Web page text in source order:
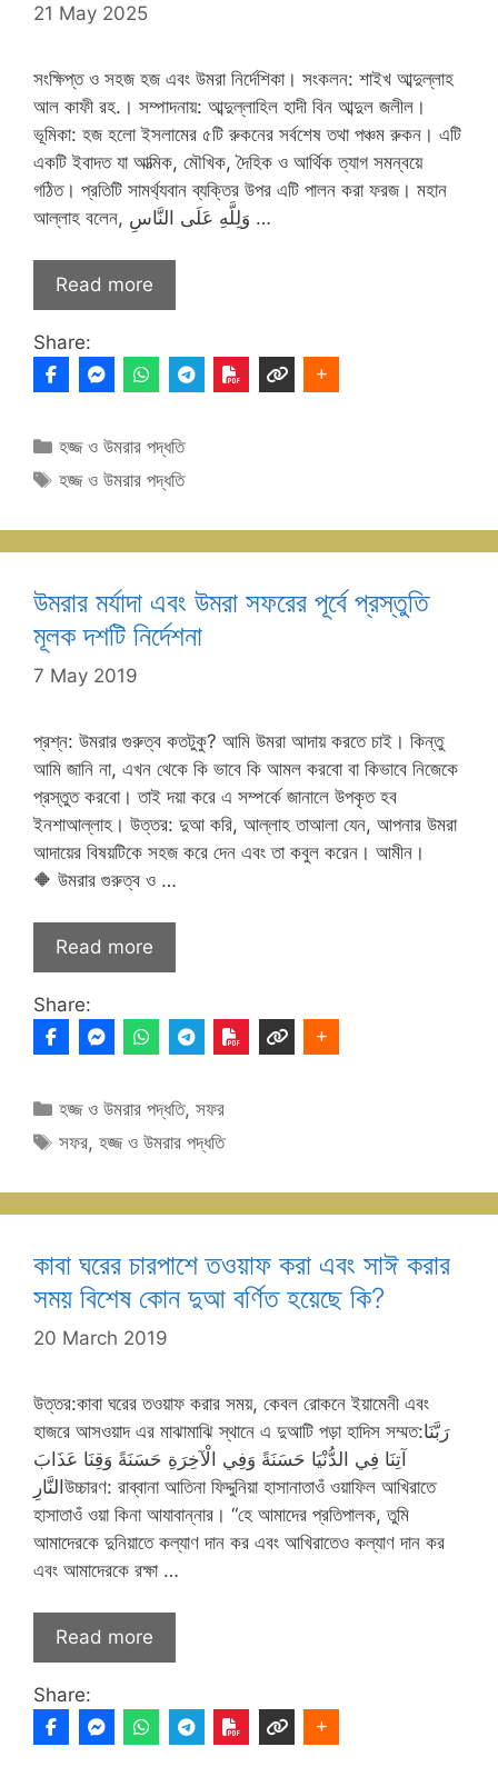
21 May 2025
সংক্ষিপ্ত ও সহজ হজ এবং উমরা নির্দেশিকা। সংকলন: শাইখ আব্দুল্লাহ
আল কাফী রহ.। সম্পাদনায়: আব্দুল্লাহিল হাদী বিন আব্দুল জলীল।
ভূমিকা: হজ হলো ইসলামের ৫টি রুকনের সর্বশেষ তথা পঞ্চম রুকন। এটি
একটি ইবাদত যা আত্মিক, মৌখিক, দৈহিক ও আর্থিক ত্যাগ সমন্বয়ে
গঠিত। প্রতিটি সামর্থ্যবান ব্যক্তির উপর এটি পালন করা ফরজ। মহান
আল্লাহ বলেন, وَلِلَّهِ عَلَى النَّاسِ …
Read more
Share:
Categories
হজ্জ ও উমরার পদ্ধতি
Tags
হজ্জ ও উমরার পদ্ধতি
উমরার মর্যাদা এবং উমরা সফরের পূর্বে প্রস্তুতি
মূলক দশটি নির্দেশনা
7 May 2019
প্রশ্ন: উমরার গুরুত্ব কতটুকু? আমি উমরা আদায় করতে চাই। কিন্তু
আমি জানি না, এখন থেকে কি ভাবে কি আমল করবো বা কিভাবে নিজেকে
প্রস্তুত করবো। তাই দয়া করে এ সম্পর্কে জানালে উপকৃত হব
ইনশাআল্লাহ। উত্তর: দুআ করি, আল্লাহ তাআলা যেন, আপনার উমরা
আদায়ের বিষয়টিকে সহজ করে দেন এবং তা কবুল করেন। আমীন।
🔶 উমরার গুরুত্ব ও …
Read more
Share:
Categories
হজ্জ ও উমরার পদ্ধতি,সফর
Tags
সফর,হজ্জ ও উমরার পদ্ধতি
কাবা ঘরের চারপাশে তওয়াফ করা এবং সাঈ করার
সময় বিশেষ কোন দুআ বর্ণিত হয়েছে কি?
20 March 2019
উত্তর:কাবা ঘরের তওয়াফ করার সময়, কেবল রোকনে ইয়ামেনী এবং
হাজরে আসওয়াদ এর মাঝামাঝি স্থানে এ দুআটি পড়া হাদিস সম্মত:رَبَّنَا
آتِنَا فِي الدُّنْيَا حَسَنَةً وَفِي الْآخِرَةِ حَسَنَةً وَقِنَا عَذَابَ
النَّارِউচ্চারণ: রাব্বানা আতিনা ফিদ্দুনিয়া হাসানাতাওঁ ওয়াফিল আখিরাতে
হাসাতাওঁ ওয়া কিনা আযাবান্নার। “হে আমাদের প্রতিপালক, তুমি
আমাদেরকে দুনিয়াতে কল্যাণ দান কর এবং আখিরাতেও কল্যাণ দান কর
এবং আমাদেরকে রক্ষা …
Read more
Share: